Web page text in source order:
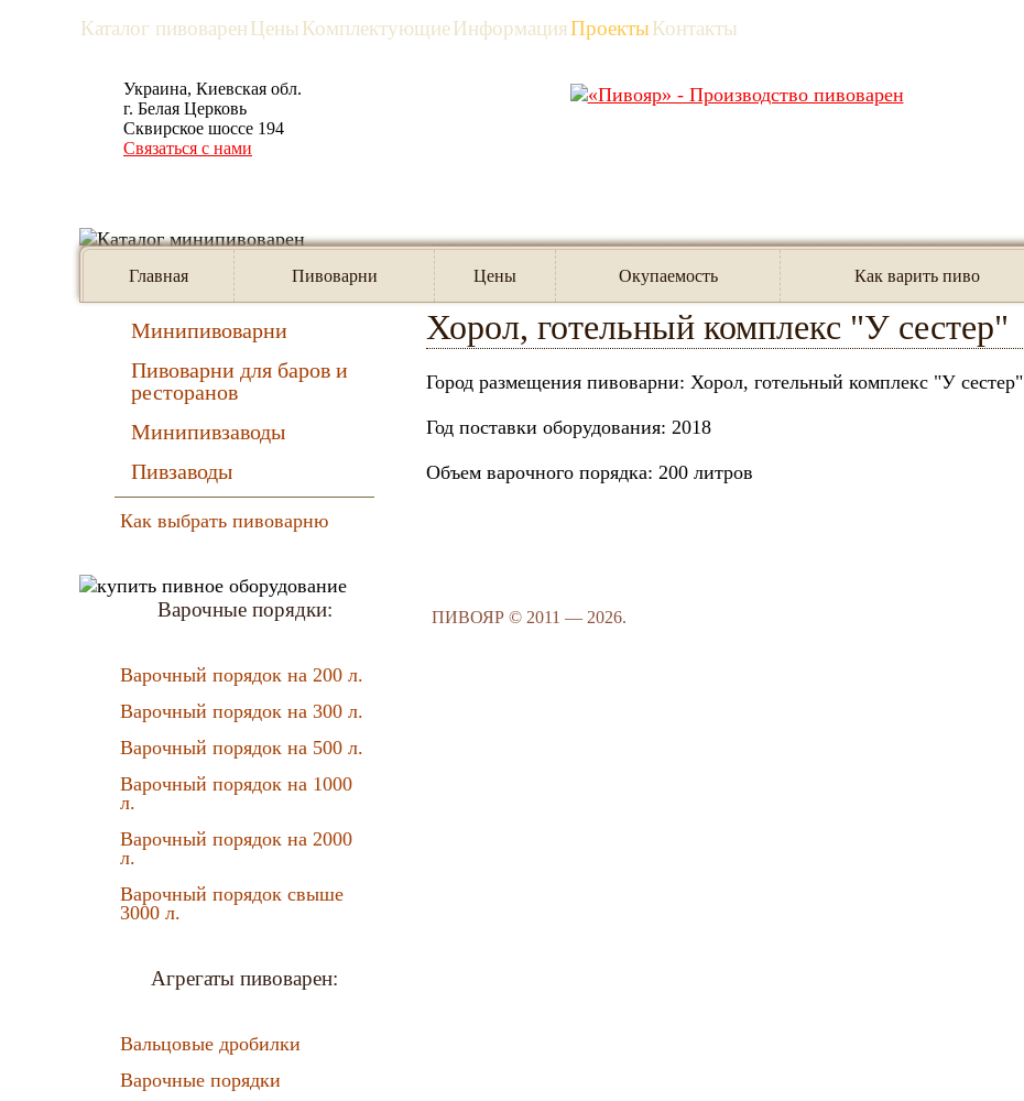
Каталог пивоваренЦеныКомплектующиеИнформацияПроектыКонтакты
рус eng
Главная Проекты Хорол, готельный комплекс "У сестер"
Хорол, готельный комплекс "У сестер"
Город размещения пивоварни: Хорол, готельный комплекс "У сестер"
Год поставки оборудования: 2018
Объем варочного порядка: 200 литров
Предлагаем:
Минипивоварни
Пивоварни для баров и
ресторанов
Минипивзаводы
Пивзаводы
Как выбрать пивоварню
Варочные порядки:
Варочный порядок на 200 л.
Варочный порядок на 300 л.
Варочный порядок на 500 л.
Варочный порядок на 1000
л.
Варочный порядок на 2000
л.
Варочный порядок свыше
3000 л.
Агрегаты пивоварен:
Вальцовые дробилки
Варочные порядки
Украина, Киевская обл.
г. Белая Церковь
Сквирское шоссе 194
Связаться с нами
Главная Пивоварни Цены Окупаемость Как варить пиво
ПИВОЯР © 2011 — 2026.